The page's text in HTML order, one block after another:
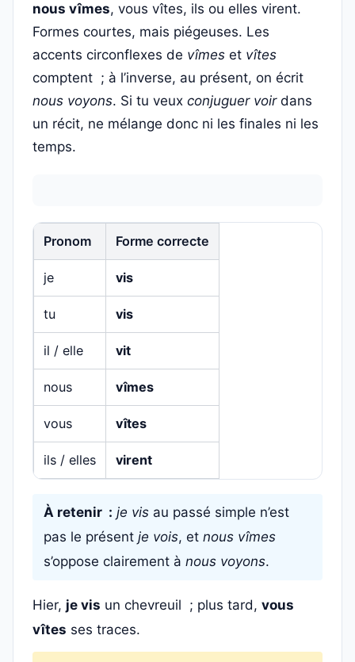
nous vîmes, vous vîtes, ils ou elles virent.
Formes courtes, mais piégeuses. Les
accents circonflexes de vîmes et vîtes
comptent ; à l’inverse, au présent, on écrit
nous voyons. Si tu veux conjuguer voirdans
un récit, ne mélange donc ni les finales ni les
temps.
Pronom Forme correcte
je vis
tu vis
il / elle vit
nous vîmes
vous vîtes
ils / elles virent
À retenir : je vis au passé simple n’est
pas le présent je vois, et nous vîmes
s’oppose clairement à nous voyons.
Hier, je vis un chevreuil ; plus tard, vous
vîtes ses traces.